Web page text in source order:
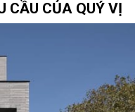
CẦU CỦA QUÝ VỊ